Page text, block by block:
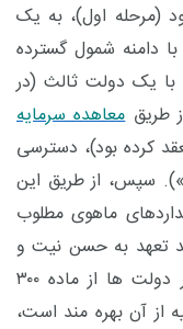
(مرحله اول)، به یک
دامنه شمول گسترده
با یک دولت ثالث (در
طریقمعاهده سرمایه
کرده بود)، دسترسی
سپس، از طریق این
ماهوی مطلوب
تعهد به حسن نیت و
ها از ماده ۳۰۰
از آن بهره مند است،